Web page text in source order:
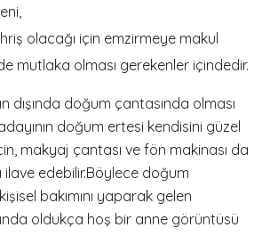
olacağı için emzirmeye makul
mutlaka olması gerekenler içindedir.
dışında doğum çantasında olması
doğum ertesi kendisini güzel
makyaj çantası ve fön makinası da
edebilir.Böylece doğum
bakımını yaparak gelen
oldukça hoş bir anne görüntüsü